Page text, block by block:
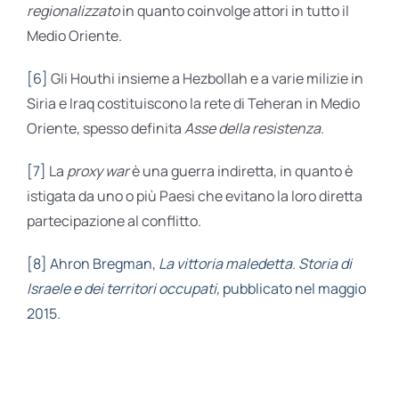
regionalizzatoin quanto coinvolge attori in tutto il
Medio Oriente.
[6] Gli Houthi insieme a Hezbollah e a varie milizie in
Siria e Iraq costituiscono la rete di Teheran in Medio
Oriente, spesso definitaAsse della resistenza.
[7] La proxy warè una guerra indiretta, in quanto è
istigata da uno o più Paesi che evitano la loro diretta
partecipazione al conflitto.
[8] Ahron Bregman, La vittoria maledetta. Storia di
Israele e dei territori occupati, pubblicato nel maggio
2015.